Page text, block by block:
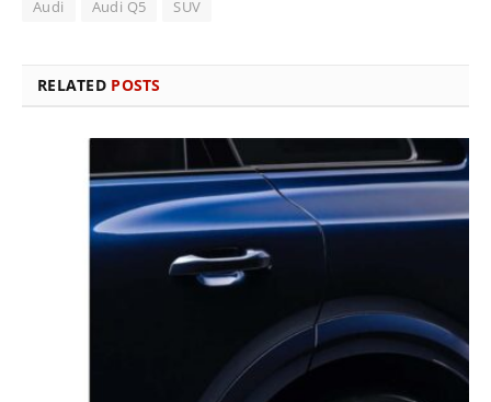
Audi Audi Q5 SUV
RELATED POSTS